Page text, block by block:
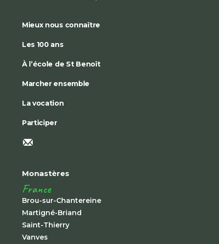
Mieux nous connaître
Les 100 ans
À l’école de St Benoît
Marcher ensemble
La vocation
Participer
Monastères
France
Brou-sur-Chantereine
Martigné-Briand
Saint-Thierry
Vanves